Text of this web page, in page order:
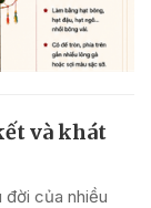
và khát
đời của nhiều